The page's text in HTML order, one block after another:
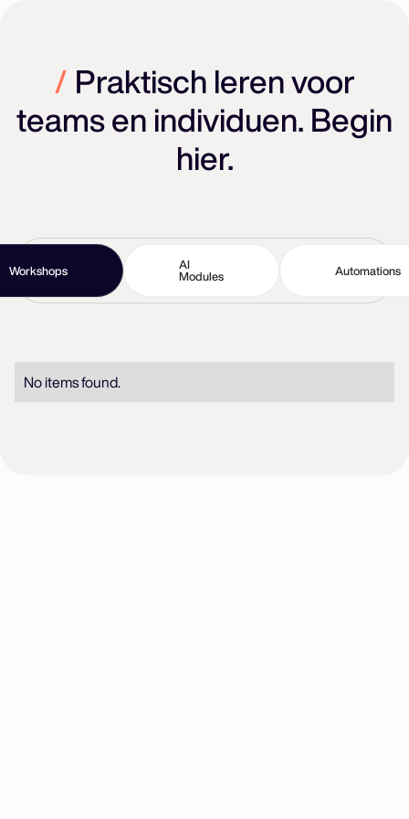
/ Praktisch leren voor
teams en individuen. Begin
hier.
Workshops
AI
Modules
Automations
No items found.